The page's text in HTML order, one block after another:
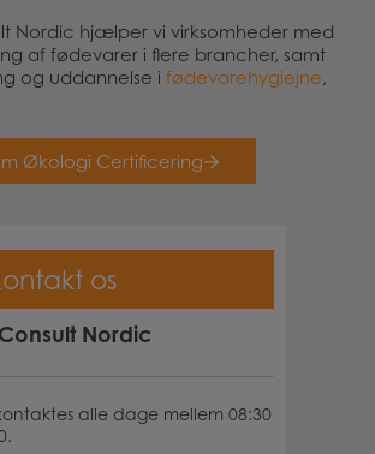
Nordic hjælper vi virksomheder med
af fødevarer i flere brancher, samt
og uddannelse i fødevarehygiejne,
Økologi Certificering
os
Nordic
alle dage mellem 08:30